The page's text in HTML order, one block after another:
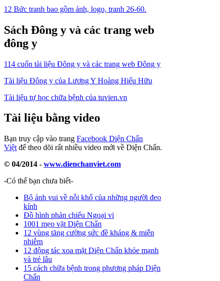
12 Bức tranh bao gồm ảnh, logo, tranh 26-60.
Sách Đông y và các trang web
đông y
114 cuốn tài liệu Đông y và các trang web Đông y
Tài liệu Đông y của Lương Y Hoàng Hiếu Hữu
Tài liệu tự học chữa bệnh của tuvien.vn
Tài liệu bằng video
Bạn truy cập vào trang Facebook Diện Chẩn
Việt để theo dõi rất nhiều video mới về Diện Chẩn.
© 04/2014 - www.dienchanviet.com
-Có thể bạn chưa biết-
Bộ ảnh vui về nỗi khổ của những người đeo
kính
Đồ hình phản chiếu Ngoại vi
1001 mẹo vặt Diện Chẩn
12 vùng tăng cường sức đề kháng & miễn
nhiễm
12 động tác xoa mặt Diện Chẩn khỏe mạnh
và trẻ lâu
15 cách chữa bệnh trong phương pháp Diện
Chẩn